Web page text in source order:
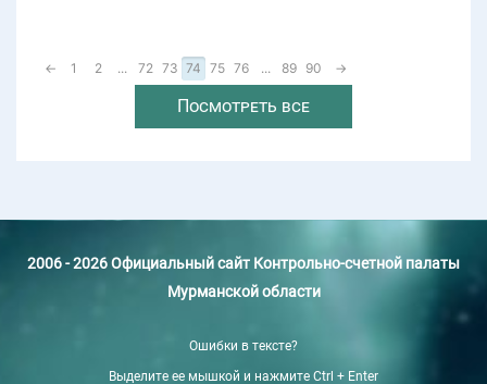
← 1 2 ... 72 73 74 75 76 ... 89 90 →
Посмотреть все
2006 - 2026 Официальный сайт Контрольно-счетной палаты
Мурманской области
Ошибки в тексте?
Выделите ее мышкой и нажмите Ctrl + Enter